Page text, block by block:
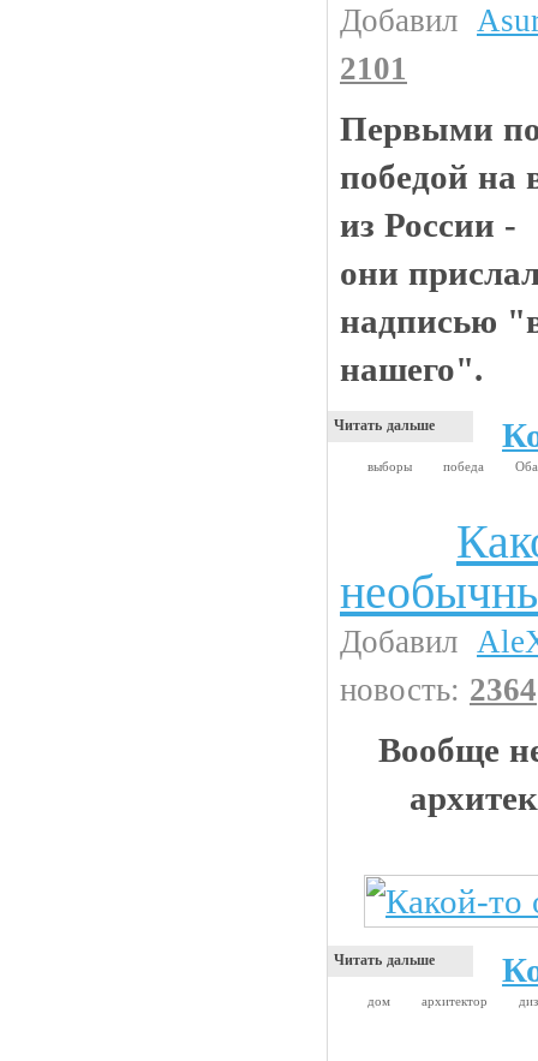
Добавил
2101
Первыми
победой на
из России -
они
надписью
нашего".
Читать дальше
выборы победа
Добавил
новость: 2364
Вообще
Читать дальше
дом архитектор